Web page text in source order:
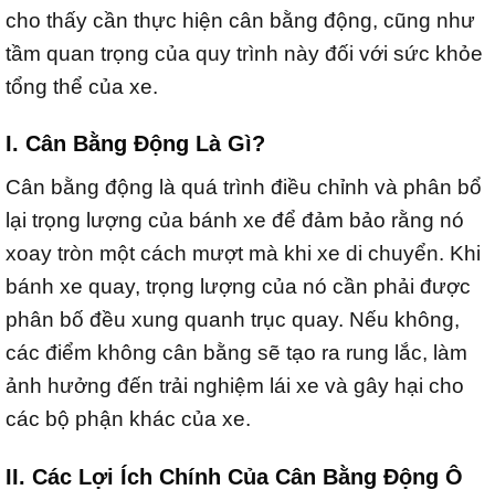
cho thấy cần thực hiện cân bằng động, cũng như
tầm quan trọng của quy trình này đối với sức khỏe
tổng thể của xe.
I. Cân Bằng Động Là Gì?
Cân bằng động là quá trình điều chỉnh và phân bổ
lại trọng lượng của bánh xe để đảm bảo rằng nó
xoay tròn một cách mượt mà khi xe di chuyển. Khi
bánh xe quay, trọng lượng của nó cần phải được
phân bố đều xung quanh trục quay. Nếu không,
các điểm không cân bằng sẽ tạo ra rung lắc, làm
ảnh hưởng đến trải nghiệm lái xe và gây hại cho
các bộ phận khác của xe.
II. Các Lợi Ích Chính Của Cân Bằng Động Ô